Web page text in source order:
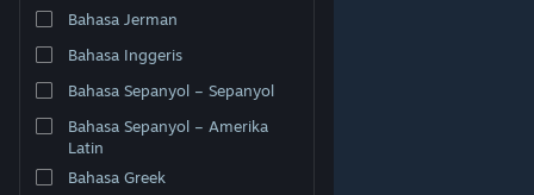
Bahasa Jerman
Bahasa Inggeris
Bahasa Sepanyol – Sepanyol
Bahasa Sepanyol – Amerika
Latin
Bahasa Greek